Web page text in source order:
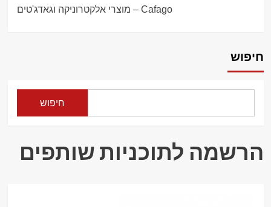
Cafago – מוצרי אלקטרוניקה וגאדג'טים
חיפוש
חיפוש
הרשמה לתוכניות שותפים